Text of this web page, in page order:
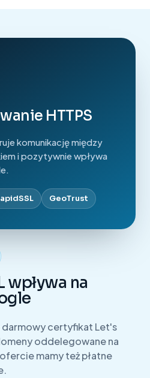
HTTPS
komunikację między
i pozytywnie wpływa
GeoTrust
na
certyfikat Let's
oddelegowane na
mamy też płatne